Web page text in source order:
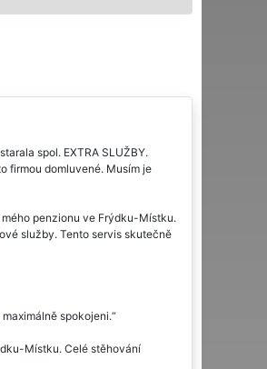
spol. EXTRA SLUŽBY.
firmou domluvené. Musím je
penzionu ve Frýdku-Místku.
služby. Tento servis skutečně
spokojeni.
Místku. Celé stěhování